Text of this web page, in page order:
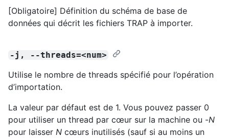
[Obligatoire] Définition du schéma de base de
données qui décrit les fichiers TRAP à importer.
-j, --threads=<num>
Utilise le nombre de threads spécifié pour l’opération
d’importation.
La valeur par défaut est de 1. Vous pouvez passer 0
pour utiliser un thread par cœur sur la machine ou -N
pour laisser N cœurs inutilisés (sauf si au moins un